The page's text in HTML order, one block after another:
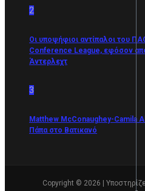
2
Οι υποψήφιοι αντίπαλοι του
Conference League, εφόσον
Άντερλεχτ
3
Matthew McConaughey-Camila
Πάπα στο Βατικανό
Copyright © 2026 |